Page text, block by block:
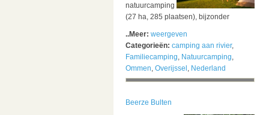
natuurcamping
(27 ha, 285 plaatsen), bijzonder
..Meer: weergeven
Categorieën: camping aan rivier,
Familiecamping, Natuurcamping,
Ommen, Overijssel , Nederland
Beerze Bulten